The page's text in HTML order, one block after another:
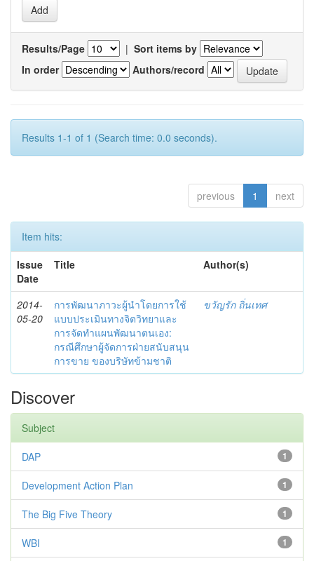
Results/Page | Sort items by
In order
Authors/record
Results 1-1 of 1 (Search time: 0.0 seconds).
previous 1 next
Item hits:
Issue
Date
Title Author(s)
2014-
05-20
การพัฒนาภาวะผู้นำโดยการใช้
แบบประเมินทางจิตวิทยาและ
การจัดทำแผนพัฒนาตนเอง:
กรณีศึกษาผู้จัดการฝ่ายสนับสนุน
การขาย ของบริษัทข้ามชาติ
ขวัญรัก ถิ่นเทศ
Discover
Subject
1
DAP
1
Development Action Plan
1
The Big Five Theory
1
WBI